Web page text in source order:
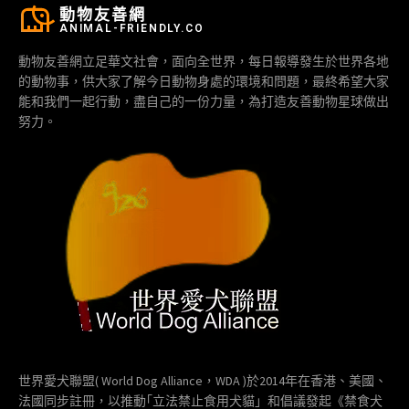
動物友善網
ANIMAL-FRIENDLY.CO
動物友善網立足華文社會，面向全世界，每日報導發生於世界各地
的動物事，供大家了解今日動物身處的環境和問題，最終希望大家
能和我們一起行動，盡自己的一份力量，為打造友善動物星球做出
努力。
世界愛犬聯盟( World Dog Alliance，WDA )於2014年在香港、美國、
法國同步註冊，以推動｢立法禁止食用犬貓」和倡議發起《禁食犬